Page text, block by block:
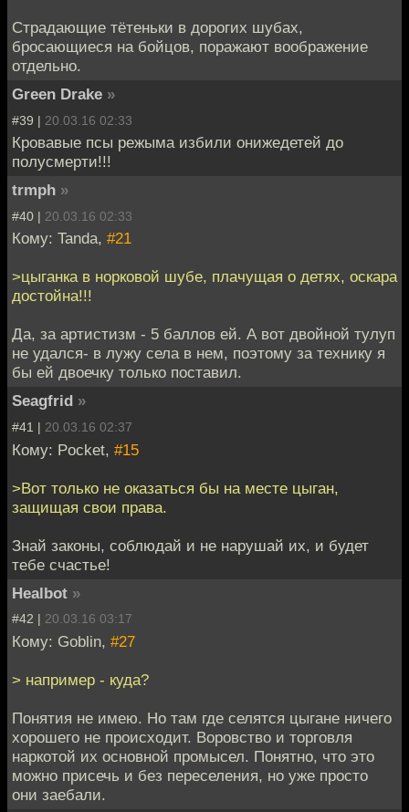
Страдающие тётеньки в дорогих шубах,
бросающиеся на бойцов, поражают воображение
отдельно.
Green Drake »
#39 | 20.03.16 02:33
Кровавые псы режыма избили онижедетей до
полусмерти!!!
trmph »
#40 | 20.03.16 02:33
Кому: Tanda, #21
>цыганка в норковой шубе, плачущая о детях, оскара
достойна!!!
Да, за артистизм - 5 баллов ей. А вот двойной тулуп
не удался- в лужу села в нем, поэтому за технику я
бы ей двоечку только поставил.
Seagfrid »
#41 | 20.03.16 02:37
Кому: Pocket, #15
>Вот только не оказаться бы на месте цыган,
защищая свои права.
Знай законы, соблюдай и не нарушай их, и будет
тебе счастье!
Healbot »
#42 | 20.03.16 03:17
Кому: Goblin, #27
> например - куда?
Понятия не имею. Но там где селятся цыгане ничего
хорошего не происходит. Воровство и торговля
наркотой их основной промысел. Понятно, что это
можно присечь и без переселения, но уже просто
они заебали.